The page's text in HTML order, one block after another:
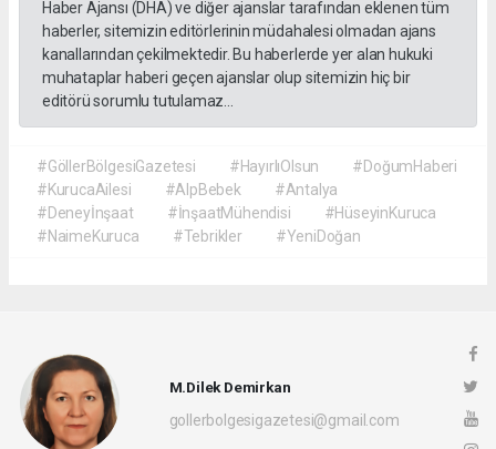
Haber Ajansı (DHA) ve diğer ajanslar tarafından eklenen tüm
haberler, sitemizin editörlerinin müdahalesi olmadan ajans
kanallarından çekilmektedir. Bu haberlerde yer alan hukuki
muhataplar haberi geçen ajanslar olup sitemizin hiç bir
editörü sorumlu tutulamaz...
#GöllerBölgesiGazetesi #HayırlıOlsun
#DoğumHaberi
#KurucaAilesi
#AlpBebek
#Antalya
#Deneyİnşaat
#İnşaatMühendisi
#HüseyinKuruca
#NaimeKuruca
#Tebrikler #YeniDoğan
M.Dilek Demirkan
gollerbolgesigazetesi@gmail.com